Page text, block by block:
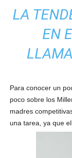
LA
EN
Para conocer un
poco sobre los
madres
una tarea, ya que